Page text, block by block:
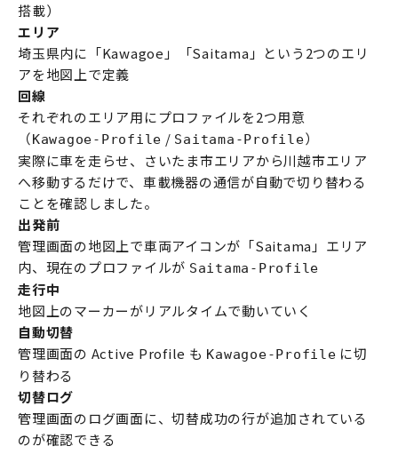
搭載）
エリア
埼玉県内に「Kawagoe」「Saitama」という2つのエリ
アを地図上で定義
回線
それぞれのエリア用にプロファイルを2つ用意
（ Kawagoe-Profile / Saitama-Profile）
実際に車を走らせ、さいたま市エリアから川越市エリア
へ移動するだけで、車載機器の通信が自動で切り替わる
ことを確認しました。
出発前
管理画面の地図上で車両アイコンが「Saitama」エリア
内、現在のプロファイルが Saitama-Profile
走行中
地図上のマーカーがリアルタイムで動いていく
自動切替
管理画面の Active Profile も Kawagoe-Profile に切
り替わる
切替ログ
管理画面のログ画面に、切替成功の行が追加されている
のが確認できる